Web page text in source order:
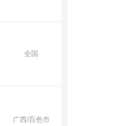
全国
广西/百色市